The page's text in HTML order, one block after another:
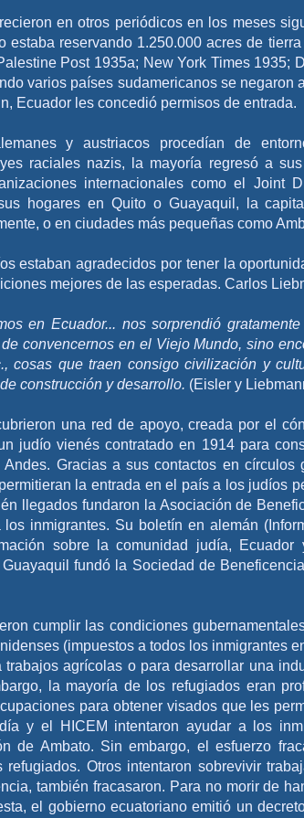
en otros periódicos en los meses
estaba reservando 1.250.000 acres de
Post 1935a; New York Times 1935;
varios países sudamericanos se negaron
Ecuador les concedió permisos de entrada.
y austriacos procedían de
raciales nazis, la mayoría regresó a
internacionales como el Joint
hogares en Quito o Guayaquil, la
o en ciudades más pequeñas como
estaban agradecidos por tener la
mejores de las esperadas. Carlos
en Ecuador... nos sorprendió
convencernos en el Viejo Mundo, sino
cosas que traen consigo civilización y
construcción y desarrollo. (Eisler y
una red de apoyo, creada por el
judío vienés contratado en 1914 para
Gracias a sus contactos en círculos
la entrada en el país a los judíos
llegados fundaron la Asociación de
inmigrantes. Su boletín en alemán
sobre la comunidad judía,
fundó la Sociedad de
cumplir las condiciones
(impuestos a todos los inmigrantes
trabajos agrícolas o para desarrollar una
la mayoría de los refugiados eran
para obtener visados que les
y el HICEM intentaron ayudar a los
de Ambato. Sin embargo, el esfuerzo
refugiados. Otros intentaron sobrevivir
también fracasaron. Para no morir de
el gobierno ecuatoriano emitió un